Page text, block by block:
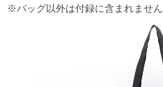
※バッグ以外は付録に含まれません